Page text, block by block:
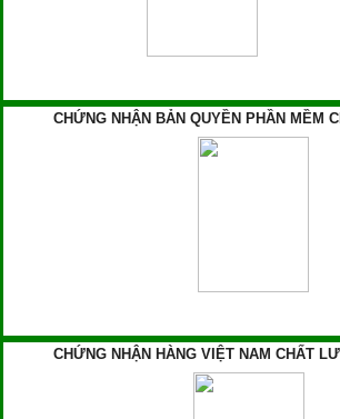
CHỨNG NHẬN BẢN QUYỀN PHẦN MỀM
CHỨNG NHẬN HÀNG VIỆT NAM CHẤT